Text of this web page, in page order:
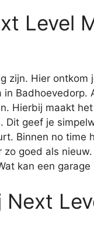
Level
zijn. Hier ontkom
Badhoevedorp.
Hierbij maakt
geef je
Binnen no time
goed als
kan een